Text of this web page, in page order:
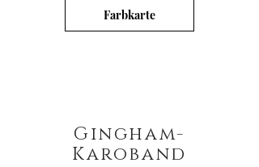
Farbkarte
Gingham-
Karoband